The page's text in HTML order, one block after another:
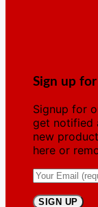
Sign up
Signup for
get notified
new
here or